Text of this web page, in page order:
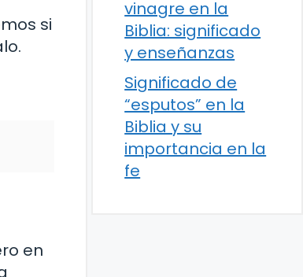
si
en
vinagre en la
Biblia: significado
y enseñanzas
Significado de
“esputos” en la
Biblia y su
importancia en la
fe